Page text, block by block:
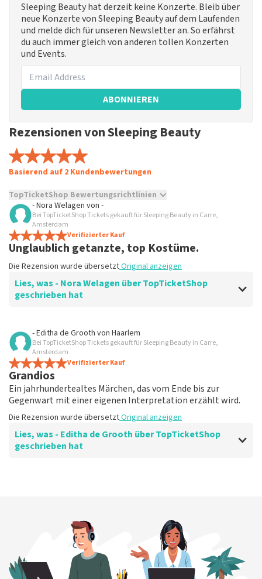
Sleeping Beauty hat derzeit keine Konzerte. Bleib über
neue Konzerte von Sleeping Beauty auf dem Laufenden
und melde dich für unseren Newsletter an. So erfährst
du auch immer gleich von anderen tollen Konzerten
und Events.
ABONNIEREN
Rezensionen von Sleeping Beauty
Basierend auf 2 Kundenbewertungen
TopTicketShop Bewertungsrichtlinien
TopTicketShop sammelt Bewertungen von echten Kunden.
Es ist nicht möglich, eine Bewertung abzugeben, wenn du
keine Tickets bei TopTicketShop gekauft hast. Beiträge mit
beleidigender Sprache und/oder falschen Angaben werden
nicht veröffentlicht. Es kann einige Wochen dauern, bis eine
- Nora Welagen von -
Bei TopTicketShop Tickets gekauft für Sleeping Beauty in Carre,
Amsterdam
Verifizierter Kauf
Unglaublich getanzte, top Kostüme.
Die Rezension wurde übersetztOriginal anzeigen
Lies, was - Nora Welagen über TopTicketShop
geschrieben hat
Bewertung von - Nora Welagen über
Prima
Die Rezension wurde übersetzt
- Editha de Grooth von Haarlem
Bei TopTicketShop Tickets gekauft für Sleeping Beauty in Carre,
Amsterdam
Verifizierter Kauf
Grandios
Ein jahrhundertealtes Märchen, das vom Ende bis zur
Gegenwart mit einer eigenen Interpretation erzählt wird.
Die Rezension wurde übersetztOriginal anzeigen
Lies, was - Editha de Grooth über TopTicketShop
geschrieben hat
immer noch gut.
Gut organisiert, Tickets pünktlich und netter Ort.
Die Rezension wurde übersetzt Original anzeigen